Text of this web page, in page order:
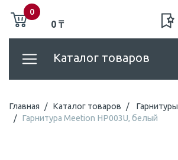
0
0 ₸
Каталог товаров
Главная Каталог товаров
Гарнитуры
Гарнитура Meetion HP003U, белый